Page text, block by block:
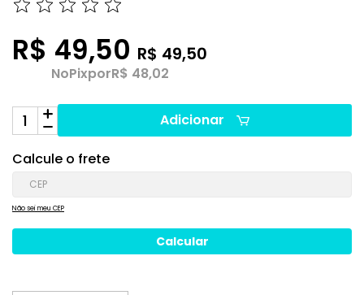
R$ 49,50 R$ 49,50
NoPixporR$ 48,02
Adicionar
Calcule o frete
Não sei meu CEP